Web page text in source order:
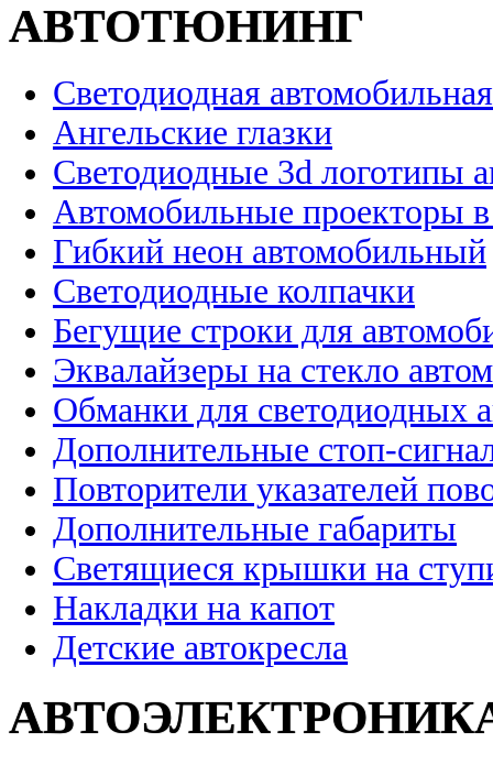
АВТОТЮНИНГ
Светодиодная
Ангельские глазки
Светодиодные 3d логотипы
Автомобильные проекторы
Гибкий неон автомобильный
Светодиодные колпачки
Бегущие строки для
Эквалайзеры на стекло
Обманки для светодиодных
Дополнительные стоп-
Повторители указателей
Дополнительные габариты
Светящиеся крышки на
Накладки на капот
Детские автокресла